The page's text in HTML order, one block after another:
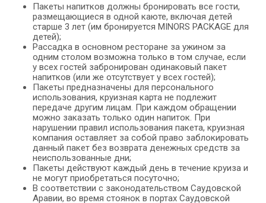
Пакеты напитков должны бронировать все гости,
размещающиеся в одной каюте, включая детей
старше 3 лет (им бронируется MINORS PACKAGE для
детей);
Рассадка в основном ресторане за ужином за
одним столом возможна только в том случае, если
у всех гостей забронирован одинаковый пакет
напитков (или же отсутствует у всех гостей);
Пакеты предназначены для персонального
использования, круизная карта не подлежит
передаче другим лицам. При каждом обращении
можно заказать только один напиток. При
нарушении правил использования пакета, круизная
компания оставляет за собой право заблокировать
данный пакет без возврата денежных средств за
неиспользованные дни;
Пакеты действуют каждый день в течение круиза и
не могут приобретаться посуточно;
В соответствии с законодательством Саудовской
Аравии, во время стоянок в портах Саудовской